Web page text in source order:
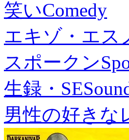
笑いComedy
エキゾ・エス
スポークン
生録・SE
男性の好きな